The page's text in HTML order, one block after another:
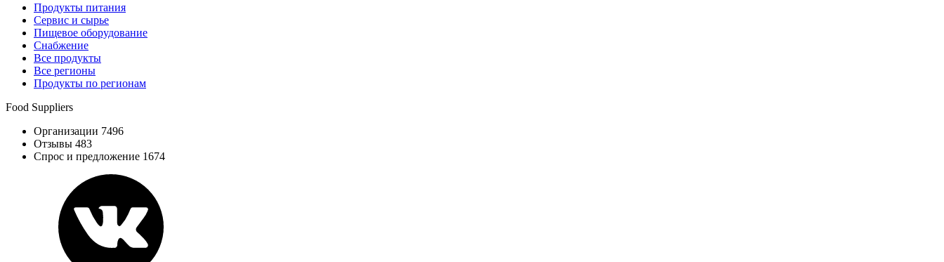
Продукты питания
Сервис и сырье
Пищевое оборудование
Снабжение
Все продукты
Все регионы
Продукты по регионам
Food Suppliers
Организации 7496
Отзывы 483
Спрос и предложение 1674